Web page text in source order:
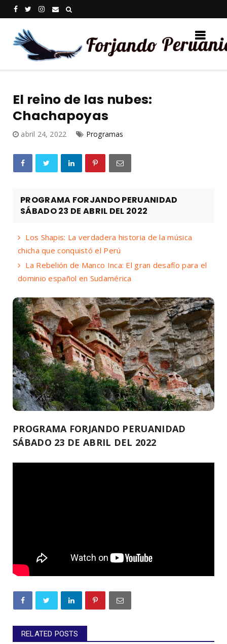
El reino de las nubes:
Chachapoyas
abril 24, 2022 Programas
PROGRAMA FORJANDO PERUANIDAD
SÁBADO 23 DE ABRIL DEL 2022
Los Shapis: La verdadera historia de la música
chicha que conquistó el Perú
La Rebelión de Manco Inca: El gran desafío para el
dominio español en Sudamérica
PROGRAMA FORJANDO PERUANIDAD
SÁBADO 23 DE ABRIL DEL 2022
RELATED POSTS